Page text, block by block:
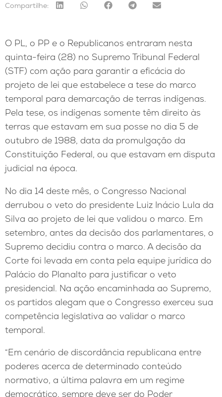
Compartilhe:
O PL, o PP e o Republicanos entraram nesta
quinta-feira (28) no Supremo Tribunal Federal
(STF) com ação para garantir a eficácia do
projeto de lei que estabelece a tese do marco
temporal para demarcação de terras indígenas.
Pela tese, os indígenas somente têm direito às
terras que estavam em sua posse no dia 5 de
outubro de 1988, data da promulgação da
Constituição Federal, ou que estavam em disputa
judicial na época.
No dia 14 deste mês, o Congresso Nacional
derrubou o veto do presidente Luiz Inácio Lula da
Silva ao projeto de lei que validou o marco. Em
setembro, antes da decisão dos parlamentares, o
Supremo decidiu contra o marco. A decisão da
Corte foi levada em conta pela equipe jurídica do
Palácio do Planalto para justificar o veto
presidencial. Na ação encaminhada ao Supremo,
os partidos alegam que o Congresso exerceu sua
competência legislativa ao validar o marco
temporal.
“Em cenário de discordância republicana entre
poderes acerca de determinado conteúdo
normativo, a última palavra em um regime
democrático, sempre deve ser do Poder